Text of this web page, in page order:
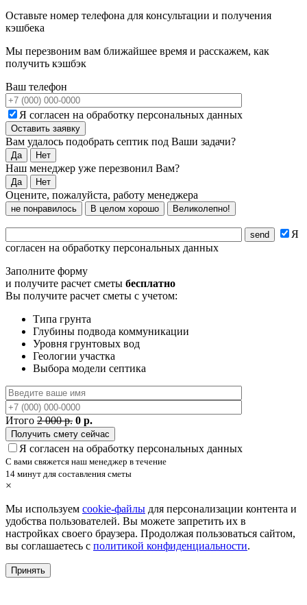
Оставьте номер телефона для консультации и получения
кэшбека
Мы перезвоним вам ближайшее время и расскажем, как
получить кэшбэк
Ваш телефон
Я согласен на обработку персональных данных
Вам удалось подобрать септик под Ваши задачи?
Да Нет
Наш менеджер уже перезвонил Вам?
Да Нет
Оцените, пожалуйста, работу менеджера
не понравилось В целом хорошо Великолепно!
Я
согласен на обработку персональных данных
Заполните форму
и получите расчет сметы бесплатно
Вы получите расчет сметы с учетом:
Типа грунта
Глубины подвода коммуникации
Уровня грунтовых вод
Геологии участка
Выбора модели септика
Итого 2 000 р. 0 р.
Я согласен на обработку персональных данных
С вами свяжется наш менеджер в течение
14 минут для составления сметы
×
Мы используем cookie-файлы для персонализации контента и
удобства пользователей. Вы можете запретить их в
настройках своего браузера. Продолжая пользоваться сайтом,
вы соглашаетесь с политикой конфиденциальности.
Принять